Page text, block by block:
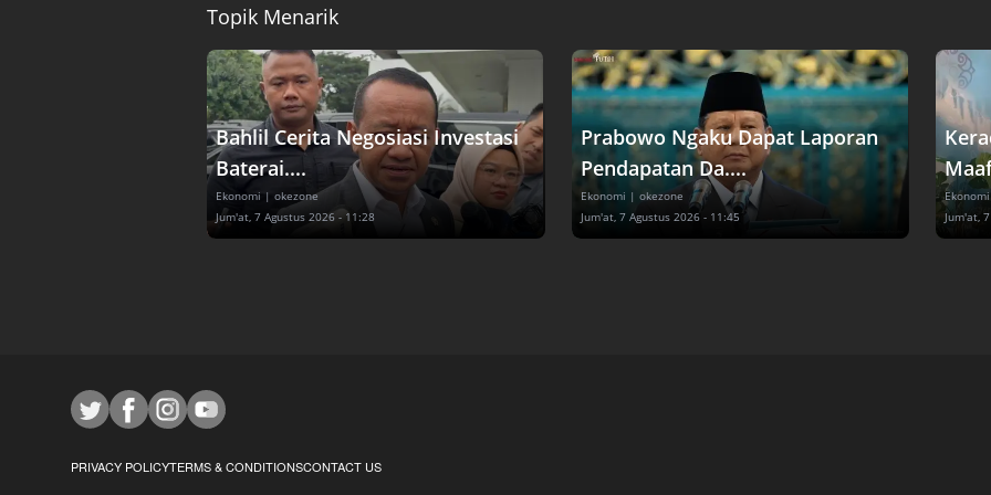
Topik Menarik
Bahlil Cerita Negosiasi Investasi
Baterai....
Ekonomi | okezone
Jum'at, 7 Agustus 2026 - 11:28
Prabowo Ngaku Dapat Laporan
Pendapatan Da....
Ekonomi | okezone
Jum'at, 7 Agustus 2026 - 11:45
Ekonomi
Jum'at,
PRIVACY POLICYTERMS & CONDITIONSCONTACT US